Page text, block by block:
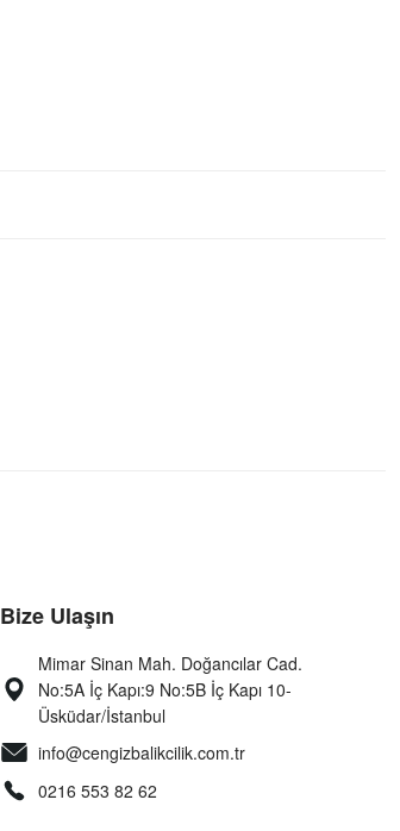
Bize Ulaşın
Mimar Sinan Mah. Doğancılar Cad.
No:5A İç Kapı:9 No:5B İç Kapı 10-
Üsküdar/İstanbul
info@cengizbalikcilik.com.tr
0216 553 82 62